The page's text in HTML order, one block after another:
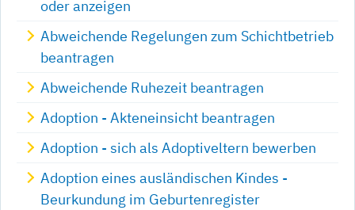
oder anzeigen
Abweichende Regelungen zum Schichtbetrieb
beantragen
Abweichende Ruhezeit beantragen
Adoption - Akteneinsicht beantragen
Adoption - sich als Adoptiveltern bewerben
Adoption eines ausländischen Kindes -
Beurkundung im Geburtenregister